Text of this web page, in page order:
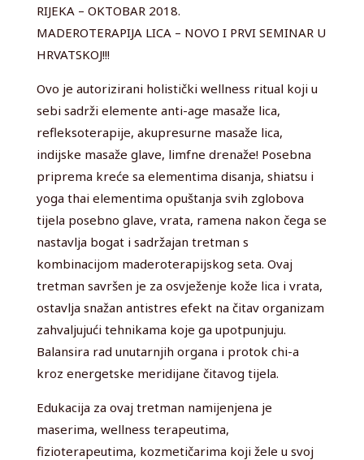
RIJEKA – OKTOBAR 2018.
MADEROTERAPIJA LICA – NOVO I PRVI SEMINAR U
HRVATSKOJ!!!
Ovo je autorizirani holistički wellness ritual koji u
sebi sadrži elemente anti-age masaže lica,
refleksoterapije, akupresurne masaže lica,
indijske masaže glave, limfne drenaže! Posebna
priprema kreće sa elementima disanja, shiatsu i
yoga thai elementima opuštanja svih zglobova
tijela posebno glave, vrata, ramena nakon čega se
nastavlja bogat i sadržajan tretman s
kombinacijom maderoterapijskog seta. Ovaj
tretman savršen je za osvježenje kože lica i vrata,
ostavlja snažan antistres efekt na čitav organizam
zahvaljujući tehnikama koje ga upotpunjuju.
Balansira rad unutarnjih organa i protok chi-a
kroz energetske meridijane čitavog tijela.
Edukacija za ovaj tretman namijenjena je
maserima, wellness terapeutima,
fizioterapeutima, kozmetičarima koji žele u svoj